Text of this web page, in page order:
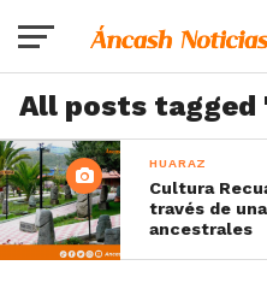
All posts tagged
HUARAZ
Cultura
través de
ancestrales